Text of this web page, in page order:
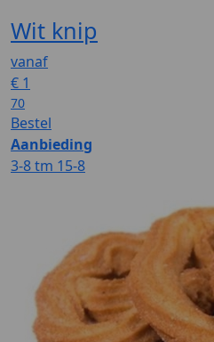
Wit knip
vanaf
€ 1
70
Bestel
Aanbieding
3-8 tm 15-8